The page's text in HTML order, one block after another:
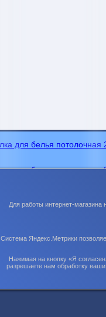
Для работы интернет-
Система Яндекс.Метрики
Нажимая на кнопку «Я
разрешаете нам обработку